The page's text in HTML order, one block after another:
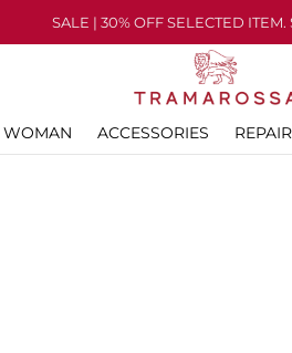
SALE | 30% OFF SELECTED
WOMAN ACCESSORIES REPAIR